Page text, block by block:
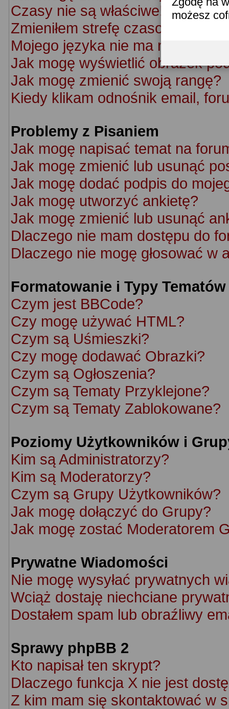
możesz
Czasy nie są właściwe!
Zmieniłem strefę czasową ale
Mojego języka nie ma na liście!
Jak mogę wyświetlić obrazek
Jak mogę zmienić swoją rangę?
Kiedy klikam odnośnik email,
Problemy z Pisaniem
Jak mogę napisać temat na
Jak mogę zmienić lub usunąć
Jak mogę dodać podpis do
Jak mogę utworzyć ankietę?
Jak mogę zmienić lub usunąć
Dlaczego nie mam dostępu do
Dlaczego nie mogę głosować w
Formatowanie i Typy Tematów
Czym jest BBCode?
Czy mogę używać HTML?
Czym są Uśmieszki?
Czy mogę dodawać Obrazki?
Czym są Ogłoszenia?
Czym są Tematy Przyklejone?
Czym są Tematy Zablokowane?
Poziomy Użytkowników i
Kim są Administratorzy?
Kim są Moderatorzy?
Czym są Grupy Użytkowników?
Jak mogę dołączyć do Grupy?
Jak mogę zostać Moderatorem
Prywatne Wiadomości
Nie mogę wysyłać prywatnych
Wciąż dostaję niechciane
Dostałem spam lub obraźliwy
Sprawy phpBB 2
Kto napisał ten skrypt?
Dlaczego funkcja X nie jest
Z kim mam się skontaktować w